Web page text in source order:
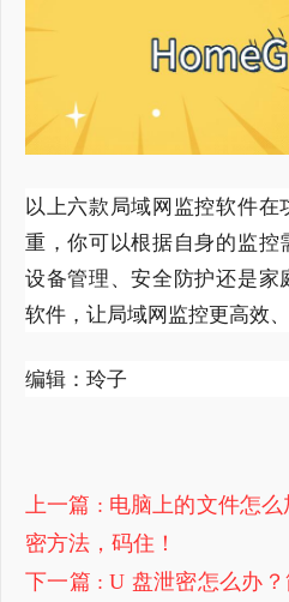
以上六款局域网监控软件在
重，你可以根据自身的监控
设备管理、安全防护还是家
软件，让局域网监控更高效、
编辑：玲子
上一篇 : 电脑上的文件怎
密方法，码住！
下一篇 : U 盘泄密怎么办